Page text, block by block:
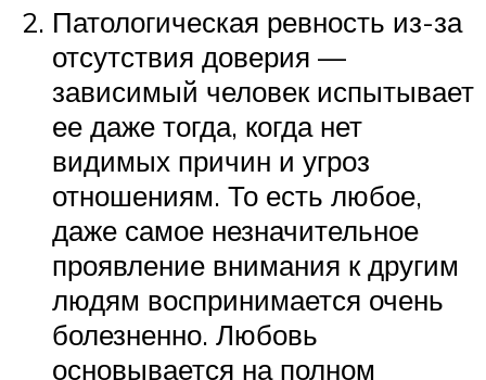
Патологическая ревность из-за
отсутствия доверия —
зависимый человек испытывает
ее даже тогда, когда нет
видимых причин и угроз
отношениям. То есть любое,
даже самое незначительное
проявление внимания к другим
людям воспринимается очень
болезненно. Любовь
основывается на полном